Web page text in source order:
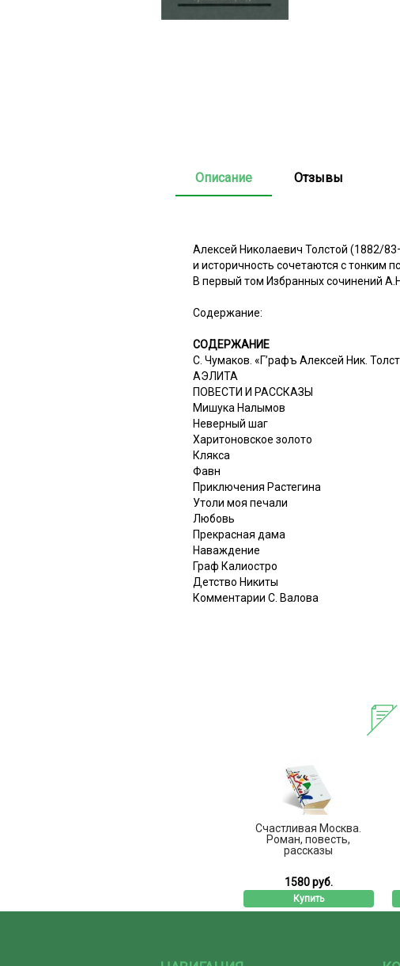
Описание Отзывы
Алексей Николаевич Толстой (1882/
и историчность сочетаются с тонким
В первый том Избранных сочинений
Содержание:
СОДЕРЖАНИЕ
С. Чумаков. «Г’рафъ Алексей Ник.
АЭЛИТА
ПОВЕСТИ И РАССКАЗЫ
Мишука Налымов
Неверный шаг
Харитоновское золото
Клякса
Фавн
Приключения Растегина
Утоли моя печали
Любовь
Прекрасная дама
Наваждение
Граф Калиостро
Детство Никиты
Комментарии С. Валова
Счастливая Москва.
Роман, повесть,
рассказы
1580 руб.
Купить